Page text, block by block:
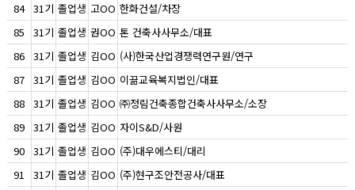
84 31기 졸업생 고OO 한화건설/차장
85
31기 졸업생 권OO 톤 건축사사무소/대표
86 31기 졸업생 김OO (사)한국산업경쟁력연구원/연구
87 31기 졸업생 김OO 이끎교육복지법인/대표
88 31기 졸업생 김OO ㈜정림건축종합건축사사무소/소장
89 31기 졸업생 김OO 자이S&D/사원
90 31기 졸업생 김OO (주)대우에스티/대리
91
31기 졸업생 김OO (주)현구조안전공사/대표